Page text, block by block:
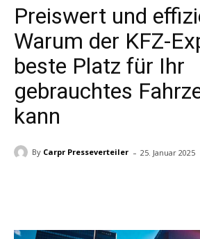
Preiswert und
Warum der KFZ-
beste Platz für Ihr
gebrauchtes
kann
By Carpr Presseverteiler - 25. Januar 2025